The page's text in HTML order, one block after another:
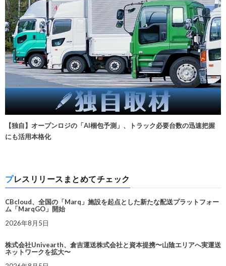
【独自】オープンロジの「AI梱包予測」、トラック必要台数の迅速把握
にも活用本格化
プレスリリースまとめてチェック
CBcloud、全国の「Marq」施設を起点とした新たな配送プラットフォー
ム「MarqGO」開始
2026年8月5日
株式会社Univearth、倉吉運送株式会社と資本提携〜山陰エリアへ実運送
ネットワークを拡大〜